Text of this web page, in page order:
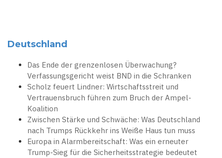
Deutschland
Das Ende der grenzenlosen Überwachung?
Verfassungsgericht weist BND in die Schranken
Scholz feuert Lindner: Wirtschaftsstreit und
Vertrauensbruch führen zum Bruch der Ampel-
Koalition
Zwischen Stärke und Schwäche: Was Deutschland
nach Trumps Rückkehr ins Weiße Haus tun muss
Europa in Alarmbereitschaft: Was ein erneuter
Trump-Sieg für die Sicherheitsstrategie bedeutet